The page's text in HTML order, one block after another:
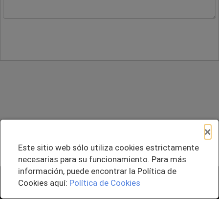
+ Agregar al Pedido
×
Este sitio web sólo utiliza cookies estrictamente
necesarias para su funcionamiento. Para más
información, puede encontrar la Política de
Cookies aquí: Política de Cookies